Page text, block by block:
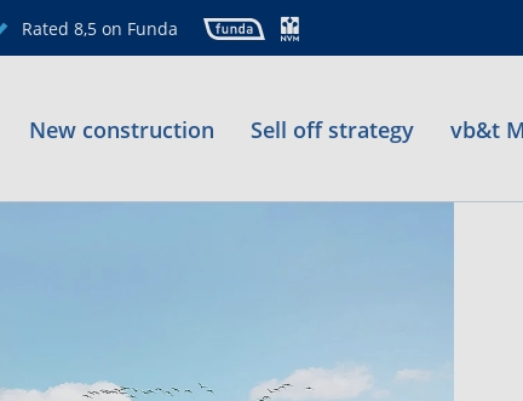
Rated 8,5 on Funda
New construction Sell off strategy vb&t